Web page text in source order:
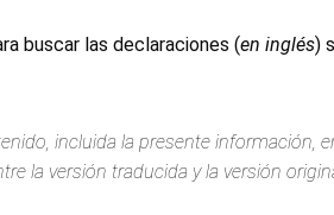
buscar las declaraciones (en inglés)
incluida la presente información,
la versión traducida y la versión